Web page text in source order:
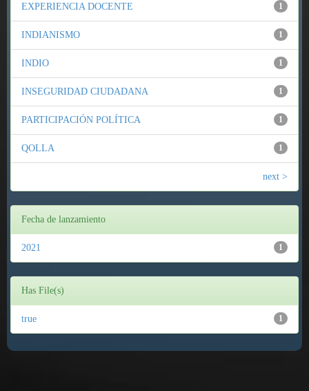
1
EXPERIENCIA DOCENTE
1
INDIANISMO
1
INDIO
1
INSEGURIDAD CIUDADANA
1
PARTICIPACIÓN POLÍTICA
1
QOLLA
next >
Fecha de lanzamiento
1
2021
Has File(s)
1
true